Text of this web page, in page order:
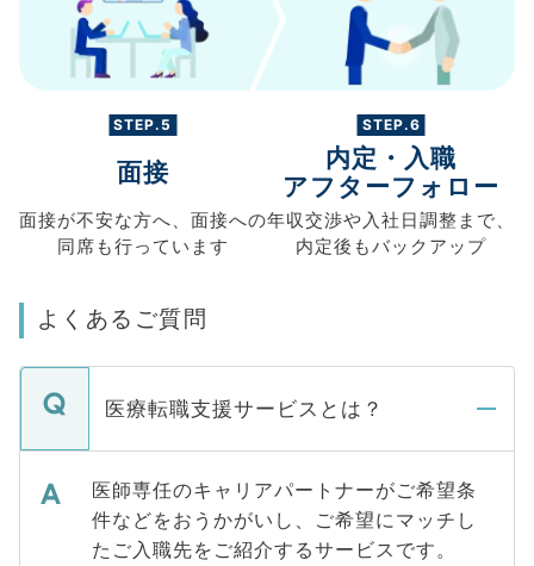
STEP.5
面接
面接が不安な方へ、 面接への
同席も行っています
STEP.6
内定・入職
アフターフォロー
年収交渉や入社日調整まで、
内定後もバックアップ
よくあるご質問
医療転職支援サービスとは？
医師専任のキャリアパートナーがご希望条
件などをおうかがいし、ご希望にマッチし
たご入職先をご紹介するサービスです。